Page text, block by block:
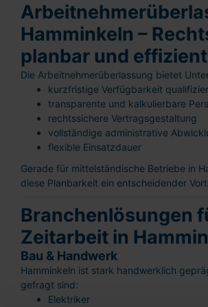
Hamminkeln –
planbar und effizient
Die Arbeitnehmerüberlassung bietet
kurzfristige Verfügbarkeit
transparente und kalkulierbare
rechtssichere Vertragsgestaltung
vollständige administrative
flexible Einsatzdauer
Gerade für mittelständische Betriebe in
diese Planbarkeit ein entscheidender
Branchenlösungen
Zeitarbeit in
Bau & Handwerk
Hamminkeln ist stark handwerklich
gefragt sind:
Elektriker